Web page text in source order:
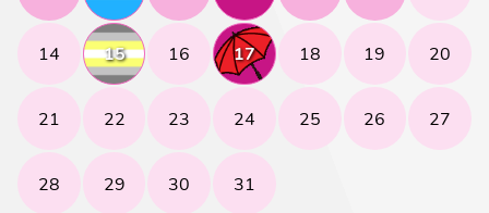
14 15 16 17 18 19 20
21 22 23 24 25 26 27
28 29 30 31